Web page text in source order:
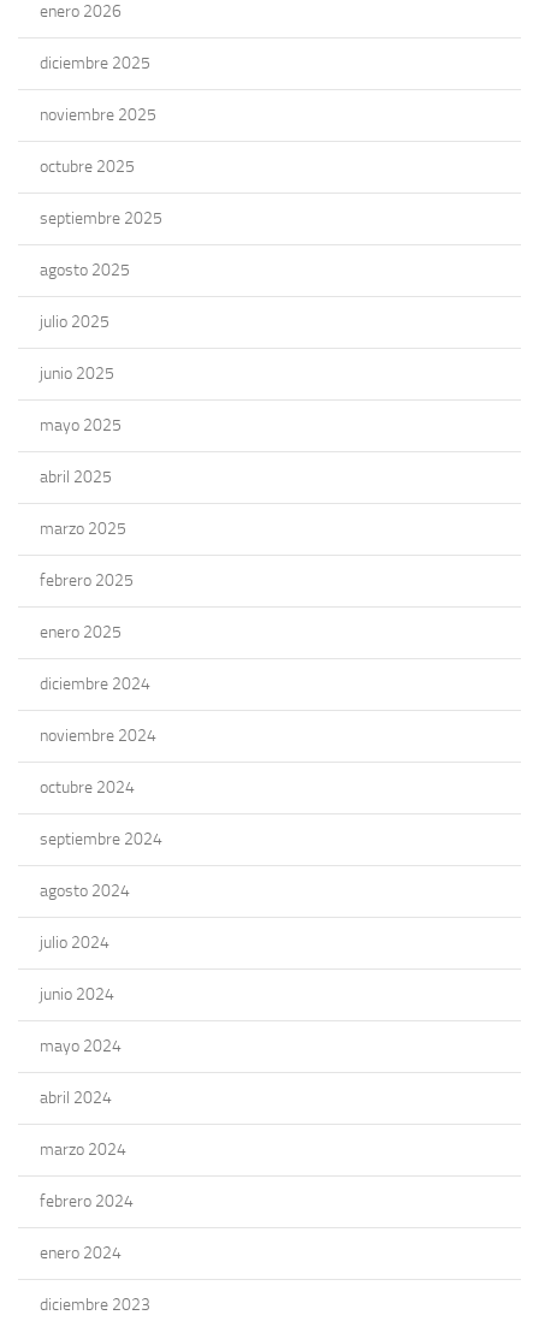
enero 2026
diciembre 2025
noviembre 2025
octubre 2025
septiembre 2025
agosto 2025
julio 2025
junio 2025
mayo 2025
abril 2025
marzo 2025
febrero 2025
enero 2025
diciembre 2024
noviembre 2024
octubre 2024
septiembre 2024
agosto 2024
julio 2024
junio 2024
mayo 2024
abril 2024
marzo 2024
febrero 2024
enero 2024
diciembre 2023